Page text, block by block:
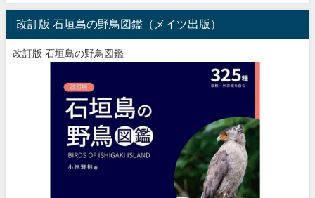
改訂版 石垣島の野鳥図鑑（メイツ出版）
改訂版 石垣島の野鳥図鑑